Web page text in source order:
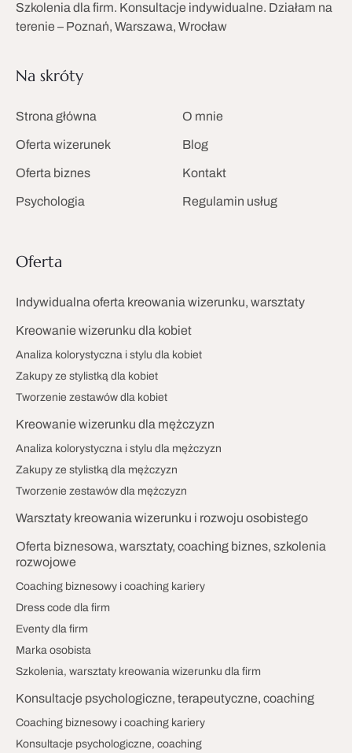
Szkolenia dla firm. Konsultacje indywidualne. Działam na
terenie – Poznań, Warszawa, Wrocław
Na skróty
Strona główna
Oferta wizerunek
Oferta biznes
Psychologia
O mnie
Blog
Kontakt
Regulamin usług
Oferta
Indywidualna oferta kreowania wizerunku, warsztaty
Kreowanie wizerunku dla kobiet
Analiza kolorystyczna i stylu dla kobiet
Zakupy ze stylistką dla kobiet
Tworzenie zestawów dla kobiet
Kreowanie wizerunku dla mężczyzn
Analiza kolorystyczna i stylu dla mężczyzn
Zakupy ze stylistką dla mężczyzn
Tworzenie zestawów dla mężczyzn
Warsztaty kreowania wizerunku i rozwoju osobistego
Oferta biznesowa, warsztaty, coaching biznes, szkolenia
rozwojowe
Coaching biznesowy i coaching kariery
Dress code dla firm
Eventy dla firm
Marka osobista
Szkolenia, warsztaty kreowania wizerunku dla firm
Konsultacje psychologiczne, terapeutyczne, coaching
Coaching biznesowy i coaching kariery
Konsultacje psychologiczne, coaching